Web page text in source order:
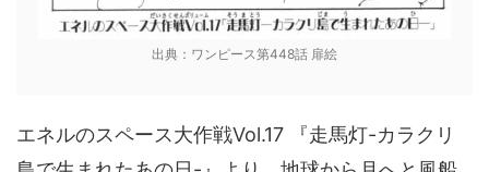
出典：ワンピース第448話 扉絵
エネルのスペース大作戦Vol.17 『走馬灯-カラクリ